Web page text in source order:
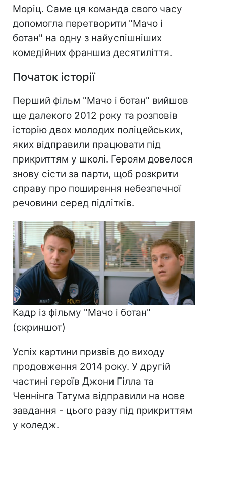
Моріц. Саме ця команда свого часу
допомогла перетворити "Мачо і
ботан" на одну з найуспішніших
комедійних франшиз десятиліття.
Початок історії
Перший фільм "Мачо і ботан" вийшов
ще далекого 2012 року та розповів
історію двох молодих поліцейських,
яких відправили працювати під
прикриттям у школі. Героям довелося
знову сісти за парти, щоб розкрити
справу про поширення небезпечної
речовини серед підлітків.
Кадр із фільму "Мачо і ботан"
(скриншот)
Успіх картини призвів до виходу
продовження 2014 року. У другій
частині героїв Джони Гілла та
Ченнінга Татума відправили на нове
завдання - цього разу під прикриттям
у коледж.